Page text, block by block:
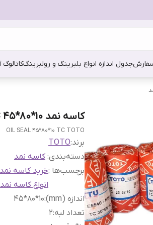
جدول اندازه انواع بلبرینگ و رولبرینگ
کاسه نمد 10*80*45 TC برند TOTO
OIL SEAL 45*80*10 TC TOTO
برند:TOTO
دسته‌بندی: کاسه نمد
برچسب‌ها :خرید کاسه
انواع کاسه
اندازه (mm)
:
10*80*45
تعداد لبه:
2